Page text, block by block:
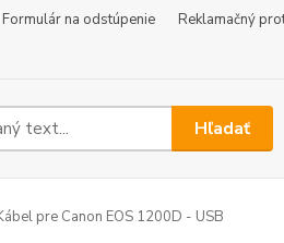
Formulár na odstúpenie
Reklamačný
Hľadať
pre Canon EOS 1200D - USB